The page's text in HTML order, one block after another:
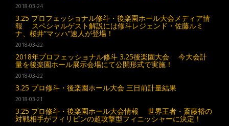
2018-03-24
3.25 プロフェッショナル修斗・後楽園ホール大会メディア情
報 スペシャルゲスト解説には修斗レジェンド・佐藤ルミ
ナ、桜井“マッハ”速人が登場！
2018-03-22
2018年プロフェッショナル修斗 3.25後楽園大会 今大会計
量を後楽園ホール展示会場にて公開形式で実施！
2018-03-22
3.25 プロ修斗・後楽園ホール大会 三日前計量結果
2018-03-21
3.25 プロ修斗・後楽園ホール大会情報 世界王者・斎藤裕の
対戦相手がフィリピンの超攻撃型フィニッシャーに決定！